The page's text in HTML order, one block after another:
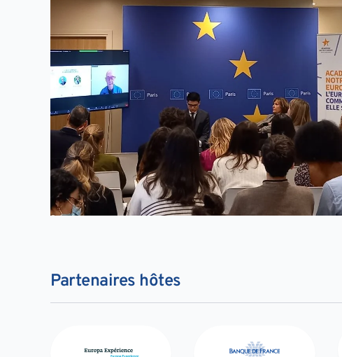
Partenaires hôtes